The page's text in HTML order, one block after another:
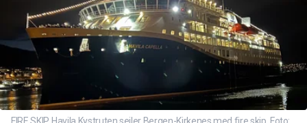
FIRE SKIP. Havila Kystruten seiler Bergen-Kirkenes med fire skip. Foto: